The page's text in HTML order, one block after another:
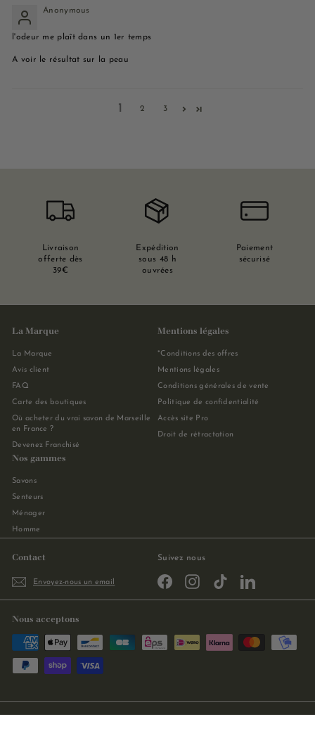
Anonymous
l'odeur me plaît dans un 1er temps
A voir le résultat sur la peau
1 2 3
Livraison
offerte dès
39€
Expédition
sous 48 h
ouvrées
Paiement
sécurisé
La Marque
La Marque
Avis client
FAQ
Carte des boutiques
Où acheter du vrai savon de Marseille
en France ?
Devenez Franchisé
Mentions légales
*Conditions des offres
Mentions légales
Conditions générales de vente
Politique de confidentialité
Accès site Pro
Droit de rétractation
Nos gammes
Savons
Senteurs
Ménager
Homme
Contact
Envoyez-nous un email
Suivez nous
FacebookInstagramTikTok LinkedIn
Nous acceptons